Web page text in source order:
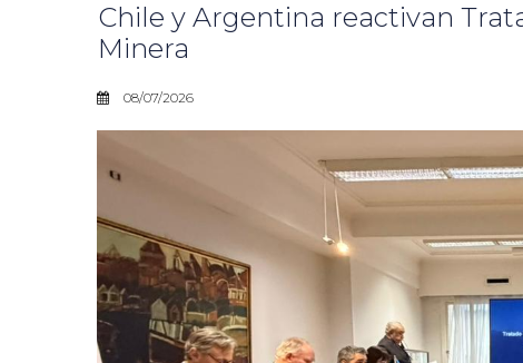
Chile y Argentina reactivan
Minera
08/07/2026